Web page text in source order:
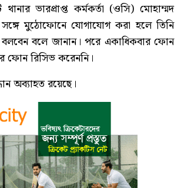
ভারপ্রাপ্ত কর্মকর্তা (ওসি) মোহাম্মদ
মুঠোফোনে যোগাযোগ করা হলে তিনি
বলে জানান। পরে একাধিকবার ফোন
ফোন রিসিভ করেননি।
অব্যাহত রয়েছে।